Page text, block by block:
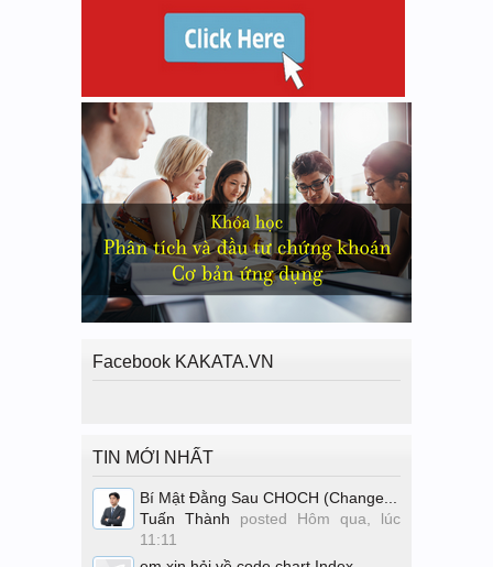
Facebook KAKATA.VN
TIN MỚI NHẤT
Bí Mật Đằng Sau CHOCH (Change...
Tuấn Thành posted Hôm qua, lúc
11:11